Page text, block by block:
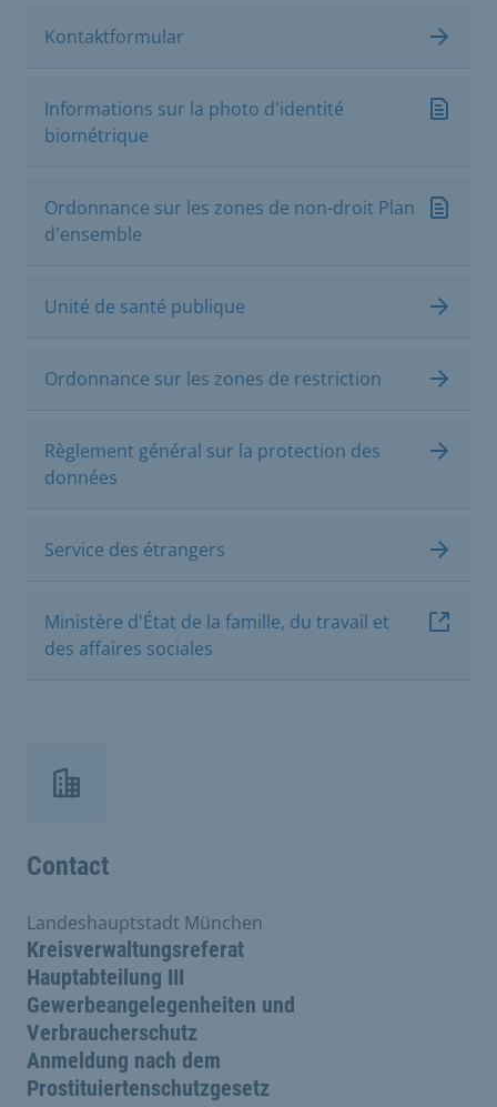
Kontaktformular
Informations sur la photo d'identité
biométrique
Ordonnance sur les zones de non-droit Plan
d'ensemble
Unité de santé publique
Ordonnance sur les zones de restriction
Règlement général sur la protection des
données
Service des étrangers
Ministère d'État de la famille, du travail et
des affaires sociales
Contact
Kreisverwaltungsreferat
Hauptabteilung III
Gewerbeangelegenheiten und
Verbraucherschutz
Anmeldung nach dem
Prostituiertenschutzgesetz
Landeshauptstadt München